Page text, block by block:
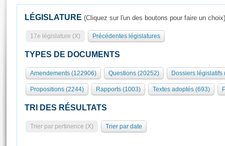
Présidence
577 députés
Groupes politiques
Séance publique
Commissions et autres organes
Europe et International
Pétitions
Rôle et pouvoirs de l'Assemblée
Organisation de l'Assemblée
Présidence Conférence des Présidents Bureau Collège des
Statistiques et chiffres clés
Visiter l'Assemblée
Visite virtuelle du palais Bourbon
Assister à une séance
LÉGISLATURE (Cliquez sur l'un des boutons pour faire un choix)
17e législature (X) Précédentes législatures
TYPES DE DOCUMENTS
Amendements (122906) Questions (20252) Dossiers législatifs
Propositions (2244) Rapports (1003) Textes adoptés (693)
TRI DES RÉSULTATS
Trier par pertinence (X) Trier par date